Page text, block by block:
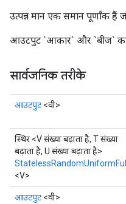
उत्पन्न मान एक समान पूर्णांक हैं
आउटपुट `आकार` और `बीज` का
सार्वजनिक तरीके
आउटपुट <वी>
स्थिर <V संख्या बढ़ाता है, T संख्या
बढ़ाता है, U संख्या बढ़ाता है>
<V>
आउटपुट <वी>